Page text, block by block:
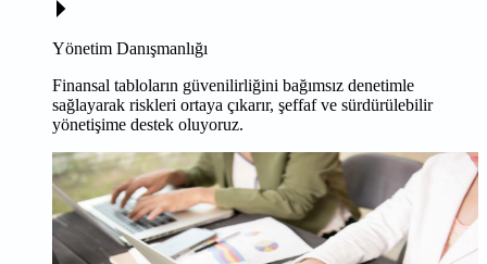
Yönetim Danışmanlığı
Finansal tabloların güvenilirliğini bağımsız denetimle
sağlayarak riskleri ortaya çıkarır, şeffaf ve sürdürülebilir
yönetişime destek oluyoruz.